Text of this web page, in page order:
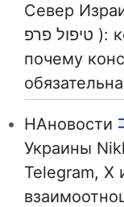
Север
טיפול פרפ ): кому она может подойти и
почему
обязательна
НАновости
Украины
Telegram,